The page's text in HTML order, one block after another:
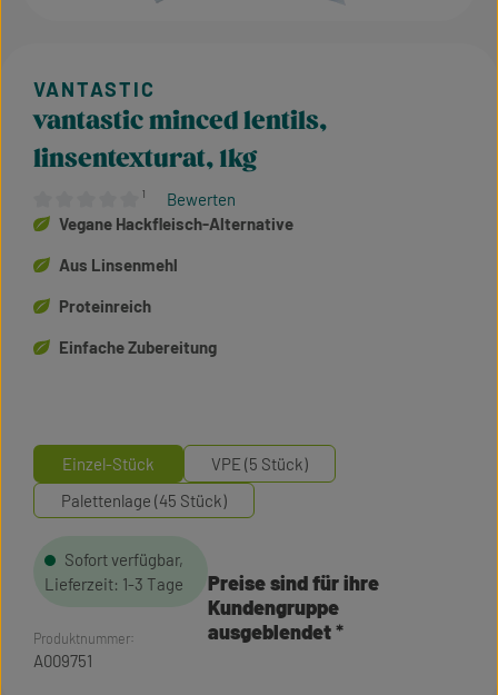
Durchschnittliche Bewertung von 0 von 5 Sternen
¹ Bewerten
vantastic minced lentils,
linsentexturat, 1kg
Vegane Hackfleisch-Alternative
Aus Linsenmehl
Proteinreich
Einfache Zubereitung
Preise sind für ihre
Kundengruppe
ausgeblendet
Sofort verfügbar,
Lieferzeit: 1-3 Tage
Einzel-Stück
VPE (5 Stück)
Palettenlage (45 Stück)
Produktnummer:
A009751